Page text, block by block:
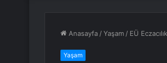
Anasayfa /Yaşam / EÜ
Yaşam